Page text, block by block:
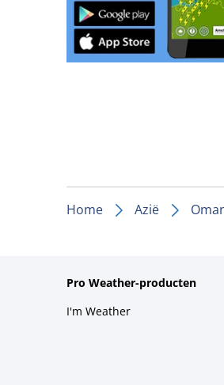
Home Azië
Pro Weather-producten
I'm Weather